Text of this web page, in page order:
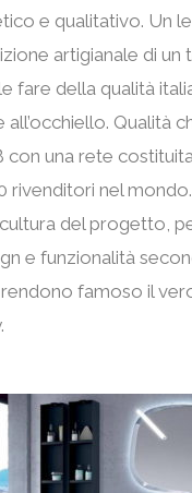
e qualitativo. Un
artigianale di un
fare della qualità
all’occhiello. Qualità
con una rete
rivenditori nel mondo.
del progetto,
e funzionalità
famoso il